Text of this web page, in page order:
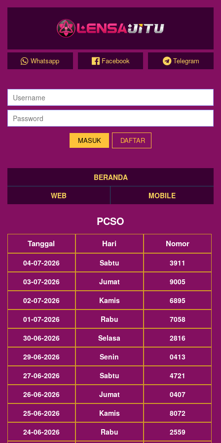
Whatsapp Facebook Telegram
DAFTAR
BERANDA
WEB
MOBILE
PCSO
Tanggal Hari Nomor
04-07-2026 Sabtu
3911
03-07-2026
Jumat
9005
02-07-2026
Kamis
6895
01-07-2026
Rabu
7058
30-06-2026
Selasa
2816
29-06-2026
Senin
0413
27-06-2026
Sabtu
4721
26-06-2026
Jumat
0407
25-06-2026
Kamis
8072
24-06-2026
Rabu 2559